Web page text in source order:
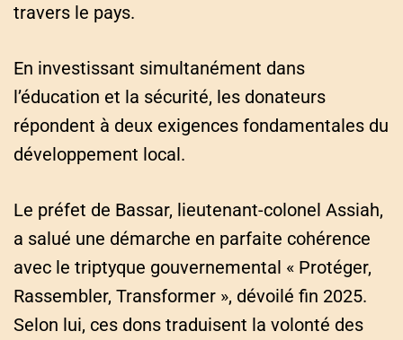
travers le pays.
En investissant simultanément dans
l’éducation et la sécurité, les donateurs
répondent à deux exigences fondamentales du
développement local.
Le préfet de Bassar, lieutenant-colonel Assiah,
a salué une démarche en parfaite cohérence
avec le triptyque gouvernemental « Protéger,
Rassembler, Transformer », dévoilé fin 2025.
Selon lui, ces dons traduisent la volonté des